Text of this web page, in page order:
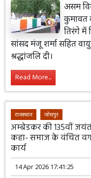
असम
कुमावत
तिरंगे में
सांसद मंजू शर्मा सहित
श्रद्धांजलि दी।
Read More...
राजस्थान जोधपुर
अम्बेडकर की 135वीं
कहा- समाज के वंचित
कार्य
14 Apr 2026 17:41:25